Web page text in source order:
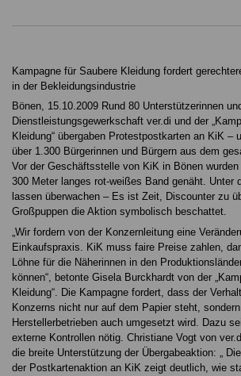
Kampagne für Saubere Kleidung fordert
in der Bekleidungsindustrie
Bönen, 15.10.2009 Rund 80 Unterstützerinnen
Dienstleistungsgewerkschaft ver.di und der
Kleidung“ übergaben Protestpostkarten an KiK –
über 1.300 Bürgerinnen und Bürgern aus dem
Vor der Geschäftsstelle von KiK in Bönen
300 Meter langes rot-weißes Band genäht. Unter
lassen überwachen – Es ist Zeit, Discounter zu
Großpuppen die Aktion symbolisch beschattet.
„Wir fordern von der Konzernleitung eine
Einkaufspraxis. KiK muss faire Preise zahlen,
Löhne für die Näherinnen in den
können“, betonte Gisela Burckhardt von der
Kleidung“. Die Kampagne fordert, dass der
Konzerns nicht nur auf dem Papier steht,
Herstellerbetrieben auch umgesetzt wird. Dazu
externe Kontrollen nötig. Christiane Vogt von
die breite Unterstützung der Übergabeaktion: „
der Postkartenaktion an KiK zeigt deutlich, wie